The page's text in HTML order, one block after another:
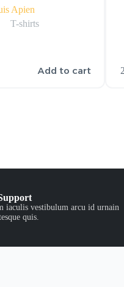
Apien
T-shirts
Add to cart
iaculis vestibulum arcu id urnain
quis.